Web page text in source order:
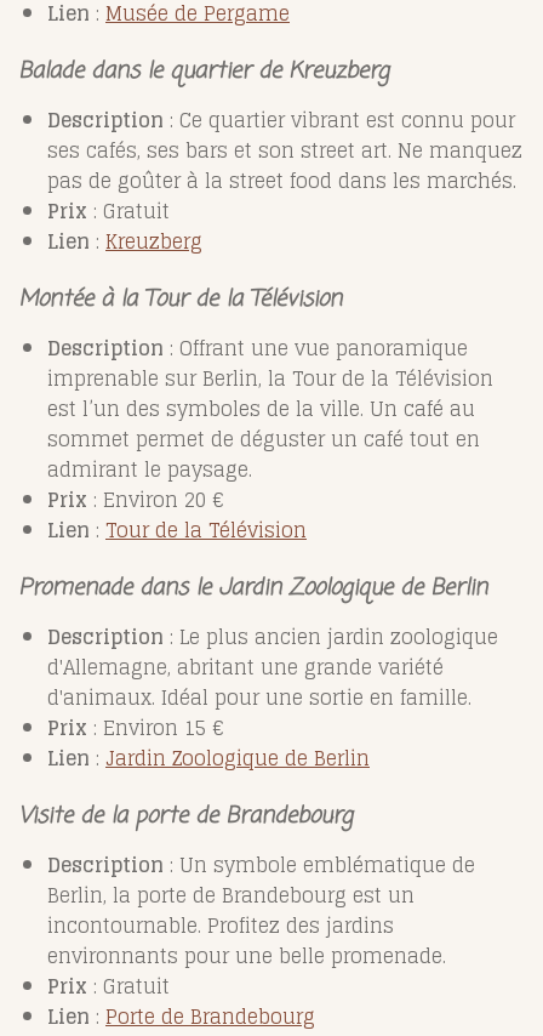
Lien : MuséedePergame
Balade dans le quartier de Kreuzberg
Description : Ce quartier vibrant est connu pour
ses cafés, ses bars et son street art. Ne manquez
pas de goûter à la street food dans les marchés.
Prix : Gratuit
Lien : Kreuzberg
Montée à la Tour de la Télévision
Description : Offrant une vue panoramique
imprenable sur Berlin, la Tour de la Télévision
est l’un des symboles de la ville. Un café au
sommet permet de déguster un café tout en
admirant le paysage.
Prix : Environ 20 €
Lien : TourdelaTélévision
Promenade dans le Jardin Zoologique de Berlin
Description : Le plus ancien jardin zoologique
d'Allemagne, abritant une grande variété
d'animaux. Idéal pour une sortie en famille.
Prix : Environ 15 €
Lien : JardinZoologiquedeBerlin
Visite de la porte de Brandebourg
Description : Un symbole emblématique de
Berlin, la porte de Brandebourg est un
incontournable. Profitez des jardins
environnants pour une belle promenade.
Prix : Gratuit
Lien : PortedeBrandebourg